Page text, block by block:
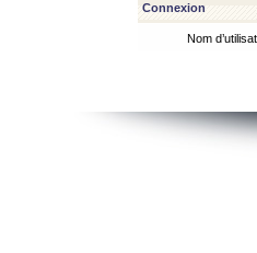
Connexion
Nom